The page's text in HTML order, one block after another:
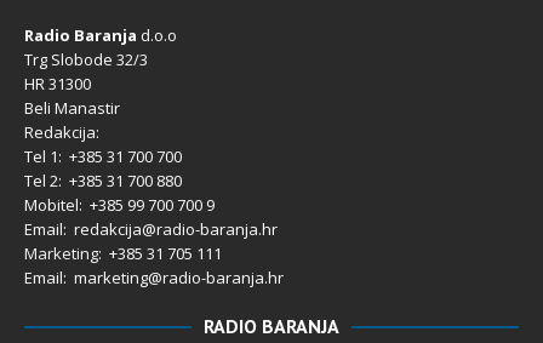
Radio Baranja d.o.o
Trg Slobode 32/3
HR 31300
Beli Manastir
Redakcija:
Tel 1: +385 31 700 700
Tel 2: +385 31 700 880
Mobitel: +385 99 700 700 9
Email: redakcija@radio-baranja.hr
Marketing: +385 31 705 111
Email: marketing@radio-baranja.hr
RADIO BARANJA